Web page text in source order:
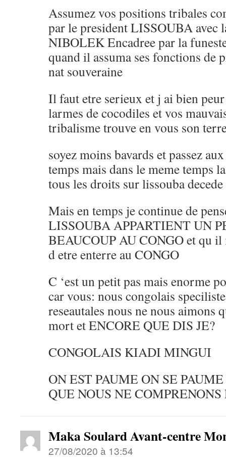
Assumez vos positions tribales
par le president LISSOUBA avec
NIBOLEK Encadree par la
quand il assuma ses fonctions de
nat souveraine
Il faut etre serieux et j ai bien
larmes de cocodiles et vos
tribalisme trouve en vous son
soyez moins bavards et passez
temps mais dans le meme temps
tous les droits sur lissouba decede
Mais en temps je continue de
LISSOUBA APPARTIENT UN
BEAUCOUP AU CONGO et qu
d etre enterre au CONGO
C ‘est un petit pas mais enorme
car vous: nous congolais
reseautales nous ne nous aimons
mort et ENCORE QUE DIS JE?
CONGOLAIS KIADI MINGUI
ON EST PAUME ON SE
QUE NOUS NE COMPRENONS
Maka Soulard Avant-centre
27/08/2020 à 13:54